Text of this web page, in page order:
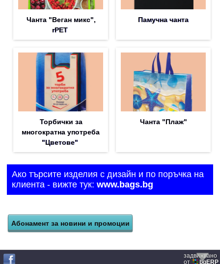
Чанта "Веган микс",
rPET
Памучна чанта
Торбички за
многократна употреба
"Цветове"
Чанта "Плаж"
Ако търсите изделия с дизайн и по поръчка на
клиента - вижте тук: www.bags.bg
задвижвано
от
bgERP